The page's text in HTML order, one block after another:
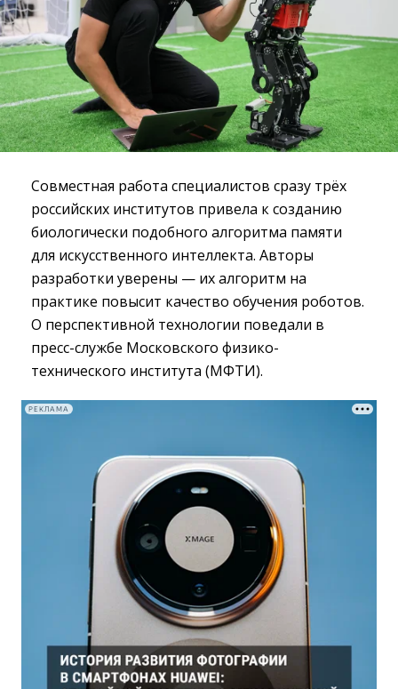
Совместная работа специалистов сразу трёх
российских институтов привела к созданию
биологически подобного алгоритма памяти
для искусственного интеллекта. Авторы
разработки уверены — их алгоритм на
практике повысит качество обучения роботов.
О перспективной технологии поведали в
пресс-службе Московского физико-
технического института (МФТИ).
РЕКЛАМА